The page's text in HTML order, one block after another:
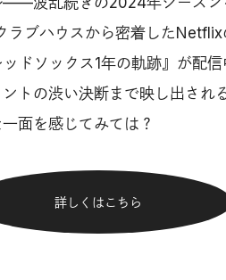
ラブハウスから密着した
ドソックス1年の軌跡』が配
トの渋い決断まで映し出され
面を感じてみては？
詳しくはこちら